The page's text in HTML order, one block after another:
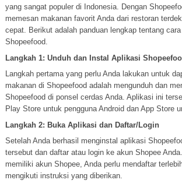
yang sangat populer di Indonesia. Dengan
memesan makanan favorit Anda dari restoran
cepat. Berikut adalah panduan lengkap tentang
Shopeefood.
Langkah 1: Unduh dan Instal Aplikasi
Langkah pertama yang perlu Anda lakukan untuk
makanan di Shopeefood adalah mengunduh dan
Shopeefood di ponsel cerdas Anda. Aplikasi ini
Play Store untuk pengguna Android dan App Store
Langkah 2: Buka Aplikasi dan Daftar/Login
Setelah Anda berhasil menginstal aplikasi
tersebut dan daftar atau login ke akun Shopee
memiliki akun Shopee, Anda perlu mendaftar
mengikuti instruksi yang diberikan.